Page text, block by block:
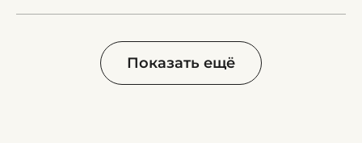
Показать ещё